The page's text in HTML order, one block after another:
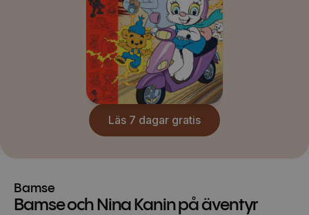
Läs 7 dagar gratis
Bamse
Bamse och Nina Kanin på äventyr